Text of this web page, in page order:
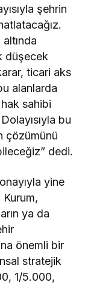
şehrin
düşecek
ticari aks
alanlarda
sahibi
bu
çözümünü
dedi.
yine
ya da
önemli bir
stratejik
1/5.000,